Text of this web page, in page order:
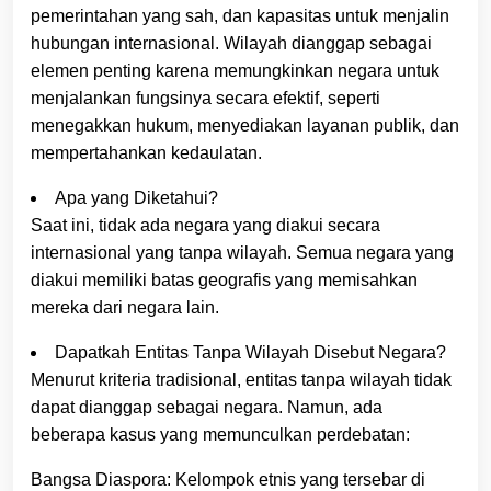
pemerintahan yang sah, dan kapasitas untuk menjalin
hubungan internasional. Wilayah dianggap sebagai
elemen penting karena memungkinkan negara untuk
menjalankan fungsinya secara efektif, seperti
menegakkan hukum, menyediakan layanan publik, dan
mempertahankan kedaulatan.
Apa yang Diketahui?
Saat ini, tidak ada negara yang diakui secara
internasional yang tanpa wilayah. Semua negara yang
diakui memiliki batas geografis yang memisahkan
mereka dari negara lain.
Dapatkah Entitas Tanpa Wilayah Disebut Negara?
Menurut kriteria tradisional, entitas tanpa wilayah tidak
dapat dianggap sebagai negara. Namun, ada
beberapa kasus yang memunculkan perdebatan:
Bangsa Diaspora: Kelompok etnis yang tersebar di